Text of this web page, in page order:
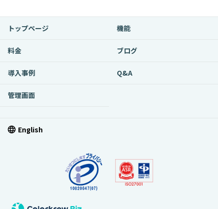
トップページ 機能
料金 ブログ
導入事例 Q&A
管理画面
English